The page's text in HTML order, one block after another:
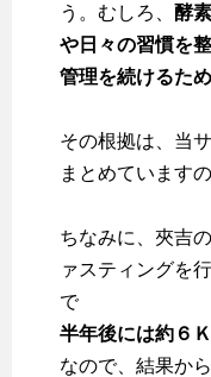
う。むしろ、 酵
や日々の習慣を
管理を続けるた
その根拠は、当
まとめています
ちなみに、夾吉
ァスティングを
で
半年後には約６
なので、結果か